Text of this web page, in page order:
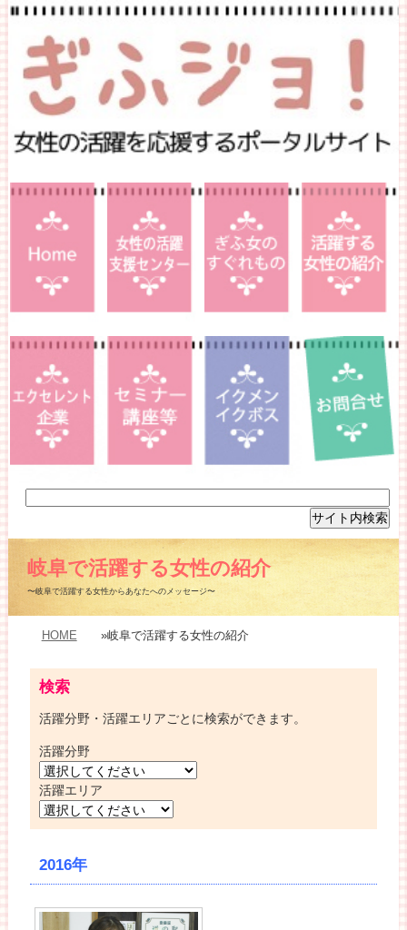
岐阜で活躍する女性の紹介
〜岐阜で活躍する女性からあなたへのメッセージ〜
HOME »岐阜で活躍する女性の紹介
検索
活躍分野・活躍エリアごとに検索ができます。
活躍分野
活躍エリア
2016年